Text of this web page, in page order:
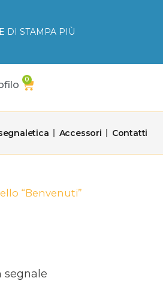
DI STAMPA PIÙ
0
Carrello
Accessori Contatti
“Benvenuti”
segnale